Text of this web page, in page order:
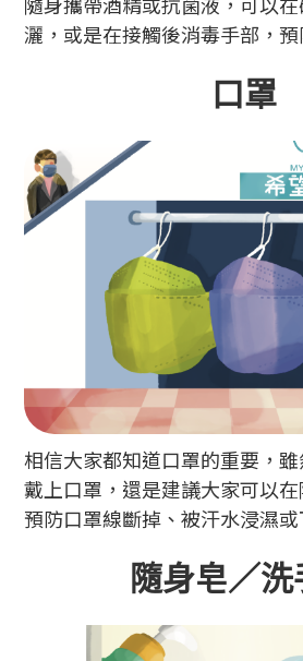
灑，或是在接觸後消毒手部，預
口罩
相信大家都知道口罩的重要，
戴上口罩，還是建議大家可以在
預防口罩線斷掉、被汗水浸濕
隨身皂／